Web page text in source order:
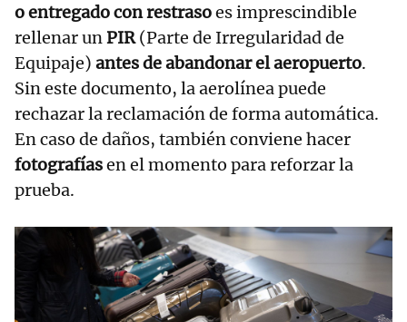
o entregado con restrasoes imprescindible
rellenar unPIR(Parte de Irregularidad de
Equipaje) antes de abandonar el aeropuerto.
Sin este documento, la aerolínea puede
rechazar la reclamación de forma automática.
En caso de daños, también conviene hacer
fotografíasen el momento para reforzar la
prueba.